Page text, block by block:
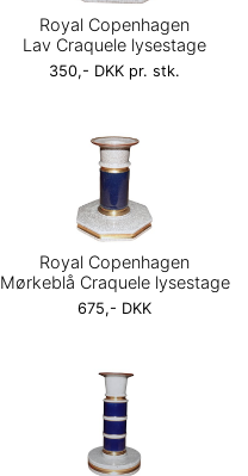
Royal Copenhagen
Lav Craquele lysestage
350,- DKK pr. stk.
Royal Copenhagen
Mørkeblå Craquele lysestage
675,- DKK